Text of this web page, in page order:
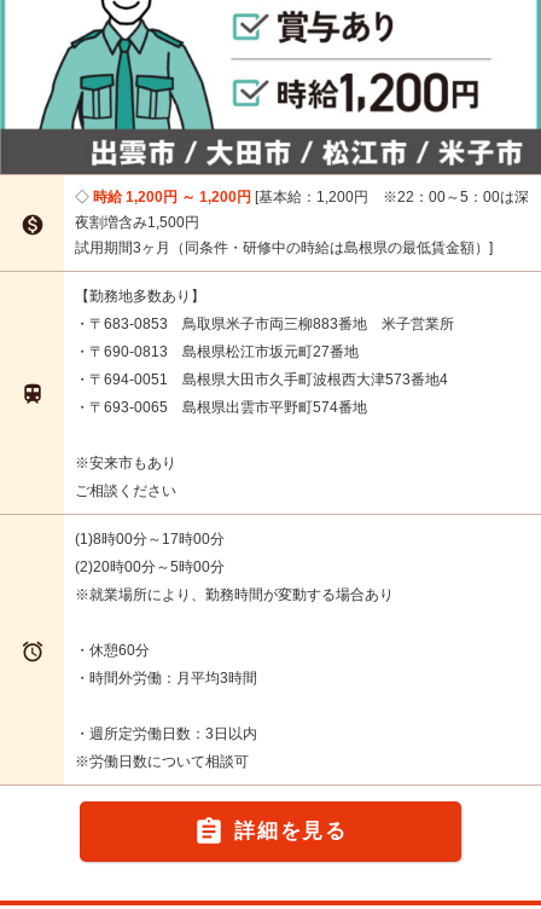

時給 1,200円 ～ 1,200円 基本給：1,200円 ※22：00～5：00は深
夜割増含み1,500円
試用期間3ヶ月（同条件・研修中の時給は島根県の最低賃金額）

【勤務地多数あり】
・〒683-0853 鳥取県米子市両三柳883番地 米子営業所
・〒690-0813 島根県松江市坂元町27番地
・〒694-0051 島根県大田市久手町波根西大津573番地4
・〒693-0065 島根県出雲市平野町574番地
※安来市もあり
ご相談ください

(1)8時00分～17時00分
(2)20時00分～5時00分
※就業場所により、勤務時間が変動する場合あり
・休憩60分
・時間外労働：月平均3時間
・週所定労働日数：3日以内
※労働日数について相談可
 詳細を見る